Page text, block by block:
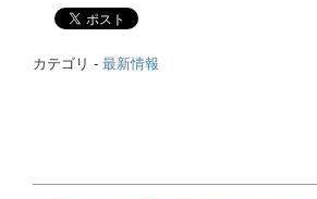
カテゴリ - 最新情報